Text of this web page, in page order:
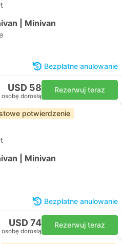
| Minivan
Bezpłatne anulowanie
USD 58
osobę dorosłą
Rezerwuj teraz
potwierdzenie
| Minivan
Bezpłatne anulowanie
USD 74
osobę dorosłą
Rezerwuj teraz